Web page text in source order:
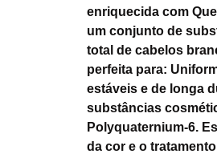
enriquecida com
um conjunto de
total de cabelos
perfeita para:
estáveis e de longa
substâncias
Polyquaternium-6.
da cor e o